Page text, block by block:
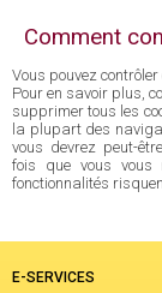
Comment
Vous pouvez
Pour en savoir plus,
supprimer tous les
la plupart des
vous devrez peut-
fois que vous
fonctionnalités
E-SERVICES